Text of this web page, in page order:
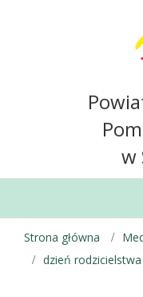
w
Strona główna
dzień